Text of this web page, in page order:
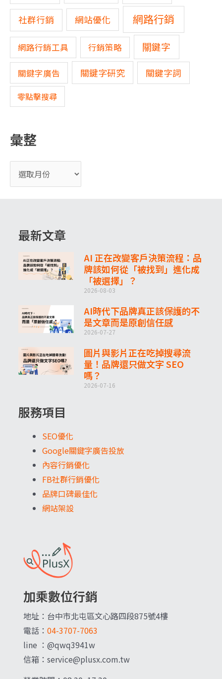
社群行銷 網站優化 網路行銷
網路行銷工具 行銷策略 關鍵字
關鍵字廣告 關鍵字研究 關鍵字詞
零點擊搜尋
彙整
加乘數位行銷
地址：台中市北屯區文心路四段875號4樓
電話： 04-3707-7063
line ：@qwq3941w
信箱：service@plusx.com.tw
服務項目
SEO優化
Google關鍵字廣告投放
內容行銷優化
FB社群行銷優化
品牌口碑最佳化
網站架設
最新文章
AI 正在改變客戶決策流程：品
牌該如何從「被找到」進化成
「被選擇」？
2026-08-03
AI時代下品牌真正該保護的不
是文章而是原創信任感
2026-07-27
圖片與影片正在吃掉搜尋流
量！品牌還只做文字 SEO
嗎？
2026-07-16